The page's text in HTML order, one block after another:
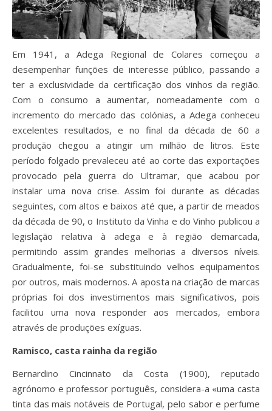
Em 1941, a Adega Regional de Colares começou a
desempenhar funções de interesse público, passando a
ter a exclusividade da certificação dos vinhos da região.
Com o consumo a aumentar, nomeadamente com o
incremento do mercado das colónias, a Adega conheceu
excelentes resultados, e no final da década de 60 a
produção chegou a atingir um milhão de litros. Este
período folgado prevaleceu até ao corte das exportações
provocado pela guerra do Ultramar, que acabou por
instalar uma nova crise. Assim foi durante as décadas
seguintes, com altos e baixos até que, a partir de meados
da década de 90, o Instituto da Vinha e do Vinho publicou a
legislação relativa à adega e à região demarcada,
permitindo assim grandes melhorias a diversos níveis.
Gradualmente, foi-se substituindo velhos equipamentos
por outros, mais modernos. A aposta na criação de marcas
próprias foi dos investimentos mais significativos, pois
facilitou uma nova responder aos mercados, embora
através de produções exíguas.
Ramisco, casta rainha da região
Bernardino Cincinnato da Costa (1900), reputado
agrónomo e professor português, considera-a «uma casta
tinta das mais notáveis de Portugal, pelo sabor e perfume